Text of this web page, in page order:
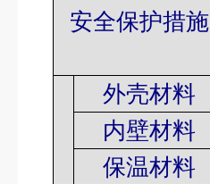
安全保护措施
外壳材料
内壁材料
保温材料